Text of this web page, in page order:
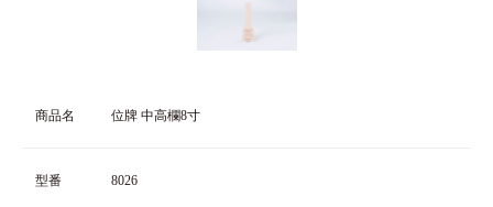
商品名 位牌 中高欄8寸
型番 8026